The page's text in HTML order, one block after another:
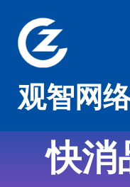
观智网
快消